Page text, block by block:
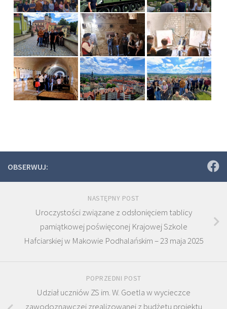
OBSERWUJ:
NASTĘPNY POST
Uroczystości związane z odsłonięciem tablicy
pamiątkowej poświęconej Krajowej Szkole
Hafciarskiej w Makowie Podhalańskim – 23 maja 2025
POPRZEDNI POST
Udział uczniów ZS im. W. Goetla w wycieczce
zawodoznawczej zrealizowanej z budżetu projektu